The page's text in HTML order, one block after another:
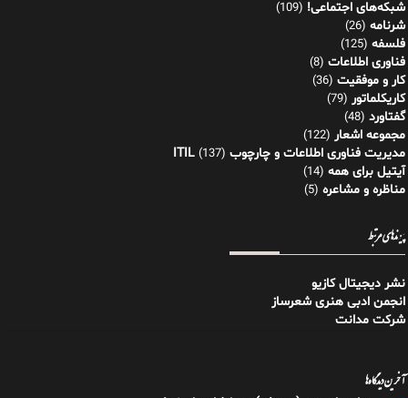
شبکه‌های اجتماعی! (109)
شرنامه (26)
فلسفه (125)
فناوری اطلاعات (8)
کار و موفقیت (36)
کاریکلماتور (79)
گفتاورد (48)
مجموعه اشعار (122)
مدیریت فناوری اطلاعات و چارچوب ITIL (137)
آیتیل برای همه (14)
مناظره و مشاعره (5)
پیوندهای مرتبط
نشر دیجیتال کازیو
انجمن ادبی هنری شعرساز
شرکت مدانت
آخرین دیدگاه‌ها